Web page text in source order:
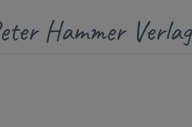
Hammer Verlag